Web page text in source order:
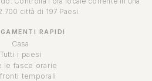
città di 197 Paesi.
RAPIDI
Casa
Tutti i paesi
le fasce orarie
temporali